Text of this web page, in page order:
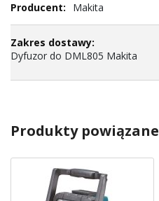
Makita
Dyfuzor do DML805 Makita
Produkty powiązane